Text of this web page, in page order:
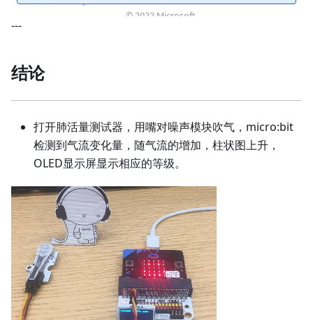
---
结论
打开肺活量测试器，用嘴对噪声模块吹气，micro:bit
检测到气流变化量，随气流的增加，柱状图上升，
OLED显示屏显示相应的等级。